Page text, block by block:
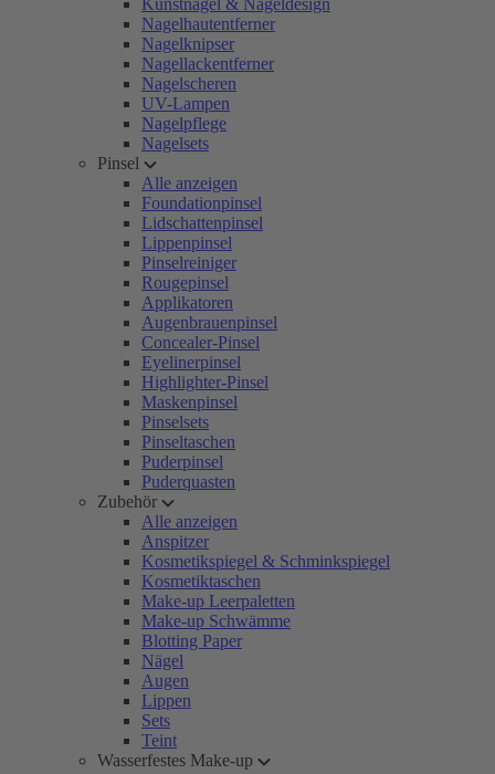
Kunstnägel & Nageldesign
Nagelhautentferner
Nagelknipser
Nagellackentferner
Nagelscheren
UV-Lampen
Nagelpflege
Nagelsets
Pinsel
Alle anzeigen
Foundationpinsel
Lidschattenpinsel
Lippenpinsel
Pinselreiniger
Rougepinsel
Applikatoren
Augenbrauenpinsel
Concealer-Pinsel
Eyelinerpinsel
Highlighter-Pinsel
Maskenpinsel
Pinselsets
Pinseltaschen
Puderpinsel
Puderquasten
Zubehör
Alle anzeigen
Anspitzer
Kosmetikspiegel & Schminkspiegel
Kosmetiktaschen
Make-up Leerpaletten
Make-up Schwämme
Blotting Paper
Nägel
Augen
Lippen
Sets
Teint
Wasserfestes Make-up